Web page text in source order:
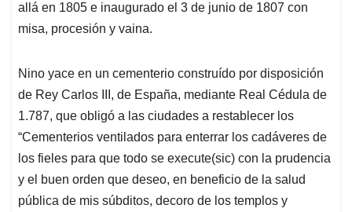
allá en 1805 e inaugurado el 3 de junio de 1807 con
misa, procesión y vaina.
Nino yace en un cementerio construído por disposición
de Rey Carlos III, de España, mediante Real Cédula de
1.787, que obligó a las ciudades a restablecer los
“Cementerios ventilados para enterrar los cadáveres de
los fieles para que todo se execute(sic) con la prudencia
y el buen orden que deseo, en beneficio de la salud
pública de mis súbditos, decoro de los templos y